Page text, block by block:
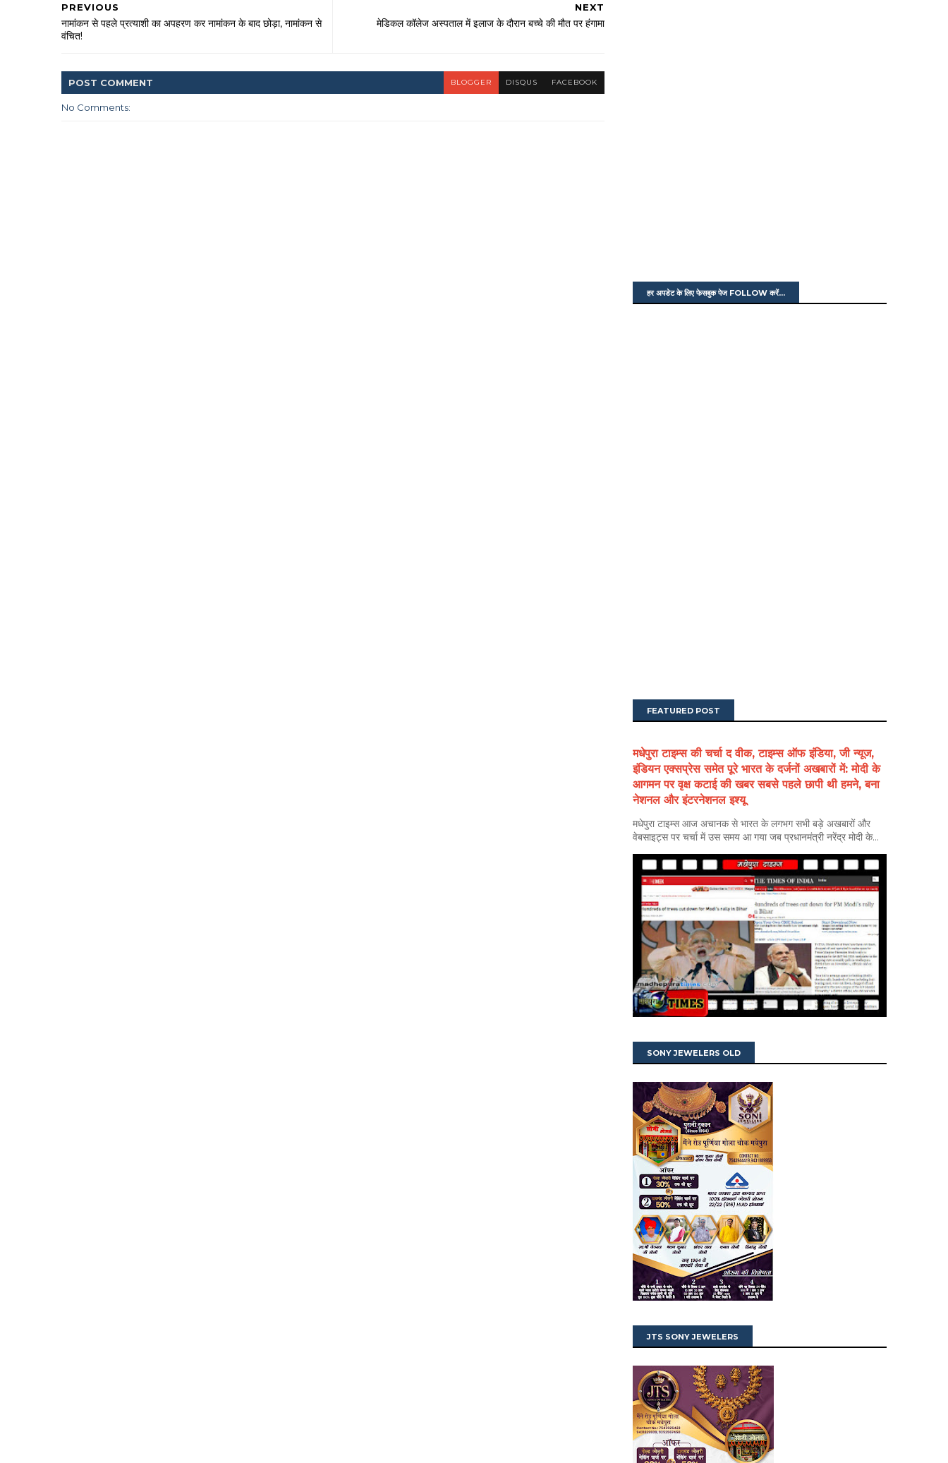
NEXT
मेडिकल कॉलेज अस्पताल में इलाज के दौरान बच्चे की मौत पर हंगामा
PREVIOUS
नामांकन से पहले प्रत्याशी का अपहरण कर नामांकन के बाद छोड़ा, नामांकन से
वंचित!
POST COMMENT BLOGGER DISQUS FACEBOOK
No Comments:
हर अपडेट के लिए फेसबुक पेज FOLLOW करें...
FEATURED POST
मधेपुरा टाइम्स की चर्चा द वीक, टाइम्स ऑफ इंडिया, जी न्यूज,
इंडियन एक्सप्रेस समेत पूरे भारत के दर्जनों अखबारों में: मोदी के
आगमन पर वृक्ष कटाई की खबर सबसे पहले छापी थी हमने, बना
नेशनल और इंटरनेशनल इश्यू
मधेपुरा टाइम्स आज अचानक से भारत के लगभग सभी बड़े अखबारों और
वेबसाइट्स पर चर्चा में उस समय आ गया जब प्रधानमंत्री नरेंद्र मोदी के...
SONY JEWELERS OLD
JTS SONY JEWELERS